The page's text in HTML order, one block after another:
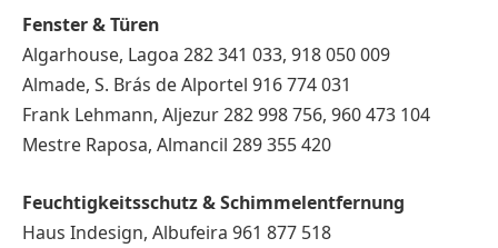
Fenster & Türen
Algarhouse, Lagoa 282 341 033, 918 050 009
Almade, S. Brás de Alportel 916 774 031
Frank Lehmann, Aljezur 282 998 756, 960 473 104
Mestre Raposa, Almancil 289 355 420
Feuchtigkeitsschutz & Schimmelentfernung
Haus Indesign, Albufeira 961 877 518